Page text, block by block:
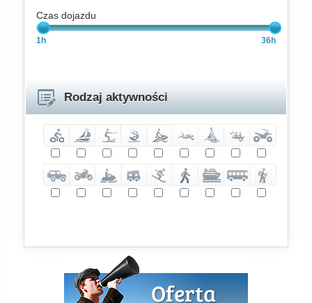
Czas dojazdu
1h 36h
Rodzaj aktywności